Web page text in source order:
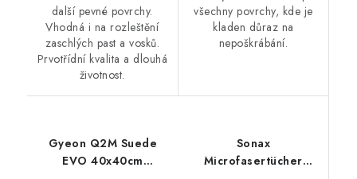
další pevné povrchy.
Vhodná i na rozleštění
zaschlých past a vosků.
Prvotřídní kvalita a dlouhá
životnost.
všechny povrchy, kde je
kladen důraz na
nepoškrábání.
Gyeon Q2M Suede
EVO 40x40cm
Sonax
Microfasertücher